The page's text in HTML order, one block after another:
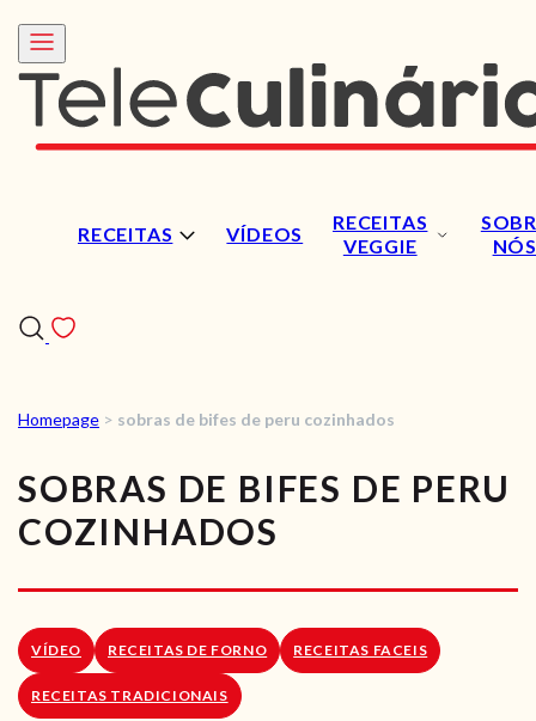
RECEITAS VÍDEOS
RECEITAS
VEGGIE
NÓS
RECEITAS
VÍDEOS
RECEITAS VEGGIE
LOJA ONLINE
Homepage > sobras de bifes de peru cozinhados
SOBRAS DE BIFES DE PERU
COZINHADOS
VÍDEO RECEITAS DE FORNO RECEITAS FACEIS
RECEITAS TRADICIONAIS